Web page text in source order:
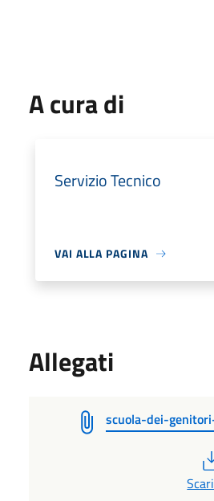
A cura di
Servizio Tecnico
VAI ALLA PAGINA
Allegati
scuola-dei-